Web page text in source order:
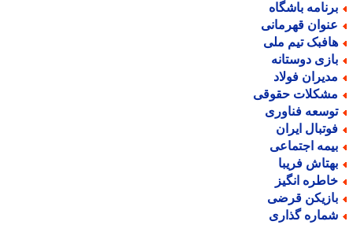
باشگاه
قهرمانی
تیم ملی
دوستانه
فولاد
حقوقی
فناوری
ایران
اجتماعی
فریبا
انگیز
قرضی
گذاری